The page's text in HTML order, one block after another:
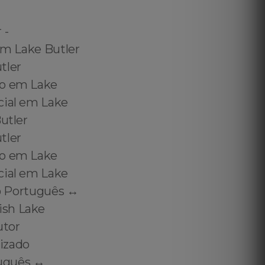
Translation in Lake Butler - Immigration Translation US in Lake Butler - Certified Immigration Translator in Lake Butler - Immigration Certified Translator in Lake Butl